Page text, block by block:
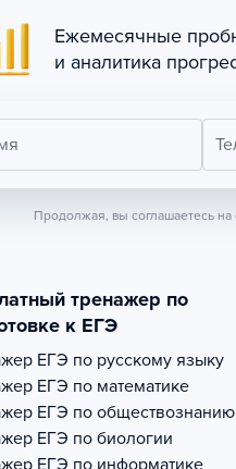
Ежемесячные
и аналитика
Продолжая, вы соглашаетесь
тренажер по
к ЕГЭ
ЕГЭ по русскому языку
ЕГЭ по математике
ЕГЭ по обществознанию
ЕГЭ по биологии
ЕГЭ по информатике